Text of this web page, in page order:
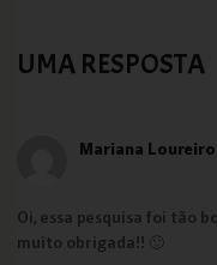
UMA RESPOSTA
Mariana Loureiro
Oi, essa pesquisa foi tão
muito obrigada!! 🙂